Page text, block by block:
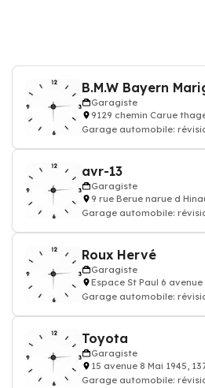
B.M.W Bayern
Garagiste
9129 chemin Carue
Garage automobile:
avr-13
Garagiste
9 rue Berue narue d
Garage automobile:
Roux Hervé
Garagiste
Espace St Paul 6
Garage automobile:
Toyota
Garagiste
15 avenue 8 Mai 1945,
Garage automobile: